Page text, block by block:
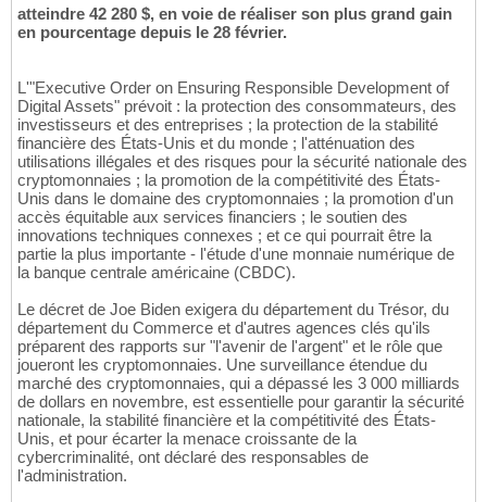
atteindre 42 280 $, en voie de réaliser son plus grand gain
en pourcentage depuis le 28 février.
L'"Executive Order on Ensuring Responsible Development of
Digital Assets" prévoit : la protection des consommateurs, des
investisseurs et des entreprises ; la protection de la stabilité
financière des États-Unis et du monde ; l'atténuation des
utilisations illégales et des risques pour la sécurité nationale des
cryptomonnaies ; la promotion de la compétitivité des États-
Unis dans le domaine des cryptomonnaies ; la promotion d'un
accès équitable aux services financiers ; le soutien des
innovations techniques connexes ; et ce qui pourrait être la
partie la plus importante - l'étude d'une monnaie numérique de
la banque centrale américaine (CBDC).
Le décret de Joe Biden exigera du département du Trésor, du
département du Commerce et d'autres agences clés qu'ils
préparent des rapports sur "l'avenir de l'argent" et le rôle que
joueront les cryptomonnaies. Une surveillance étendue du
marché des cryptomonnaies, qui a dépassé les 3 000 milliards
de dollars en novembre, est essentielle pour garantir la sécurité
nationale, la stabilité financière et la compétitivité des États-
Unis, et pour écarter la menace croissante de la
cybercriminalité, ont déclaré des responsables de
l'administration.